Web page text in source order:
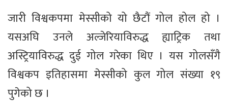
जारी विश्वकपमा मेस्सीको यो छैटौं गोल होल हो ।
यसअघि उनले अल्जेरियाविरुद्ध ह्याट्रिक तथा
अस्ट्रियाविरुद्ध दुई गोल गरेका थिए । यस गोलसँगै
विश्वकप इतिहासमा मेस्सीको कुल गोल संख्या १९
पुगेको छ ।